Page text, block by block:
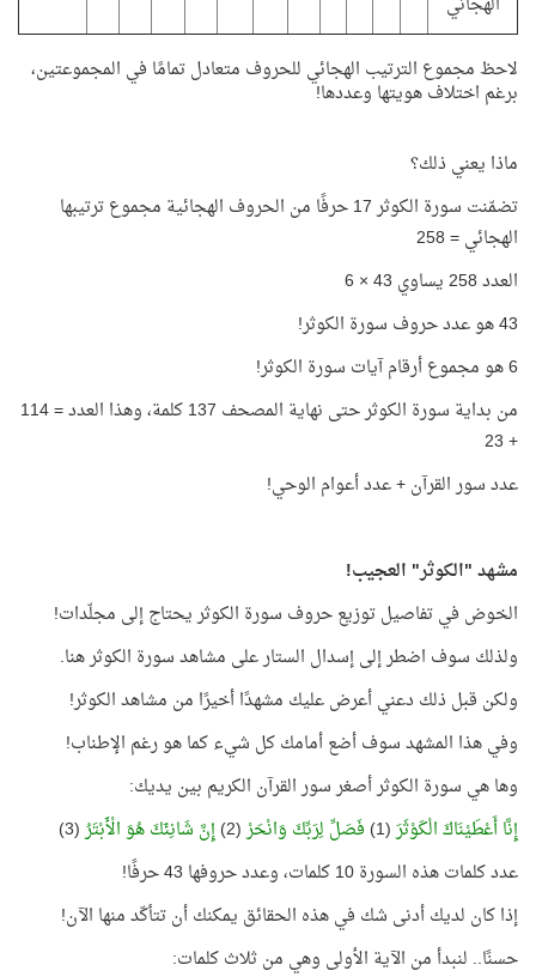
لاحظ مجموع الترتيب الهجائي للحروف متعادل تمامًا في المجموعتين،
برغم اختلاف هويتها وعددها!
ماذا يعني ذلك؟
تضمّنت سورة الكوثر 17 حرفًا من الحروف الهجائية مجموع ترتيبها
الهجائي = 258
العدد 258 يساوي 43 × 6
43 هو عدد حروف سورة الكوثر!
6 هو مجموع أرقام آيات سورة الكوثر!
من بداية سورة الكوثر حتى نهاية المصحف 137 كلمة، وهذا العدد = 114
+ 23
عدد سور القرآن + عدد أعوام الوحي!
مشهد "الكوثر" العجيب!
الخوض في تفاصيل توزيع حروف سورة الكوثر يحتاج إلى مجلّدات!
ولذلك سوف اضطر إلى إسدال الستار على مشاهد سورة الكوثر هنا.
ولكن قبل ذلك دعني أعرض عليك مشهدًا أخيرًا من مشاهد الكوثر!
وفي هذا المشهد سوف أضع أمامك كل شيء كما هو رغم الإطناب!
وها هي سورة الكوثر أصغر سور القرآن الكريم بين يديك:
إِنَّا أَعْطَيْنَاكَ الْكَوْثَرَ(1) فَصَلِّ لِرَبِّكَ وَانْحَرْ(2) إِنَّ شَانِئَكَ هُوَ الْأَبْتَرُ(3)
عدد كلمات هذه السورة 10 كلمات، وعدد حروفها 43 حرفًا!
إذا كان لديك أدنى شك في هذه الحقائق يمكنك أن تتأكّد منها الآن!
حسنًا.. لنبدأ من الآية الأولى وهي من ثلاث كلمات: